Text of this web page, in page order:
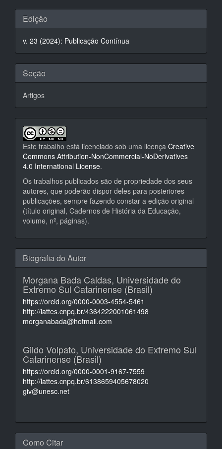
Detalhes
do
artigo
Edição
v. 23 (2024): Publicação Contínua
Seção
Artigos
Este trabalho está licenciado sob uma licença Creative
Commons Attribution-NonCommercial-NoDerivatives
4.0 International License.
Os trabalhos publicados são de propriedade dos seus
autores, que poderão dispor deles para posteriores
publicações, sempre fazendo constar a edição original
(título original, Cadernos de História da Educação,
volume, nº, páginas).
Biografia do Autor
Morgana Bada Caldas, Universidade do
Extremo Sul Catarinense (Brasil)
https://orcid.org/0000-0003-4554-5461
http://lattes.cnpq.br/4364222001061498
morganabada@hotmail.com
Gildo Volpato, Universidade do Extremo Sul
Catarinense (Brasil)
https://orcid.org/0000-0001-9167-7559
http://lattes.cnpq.br/6138659405678020
giv@unesc.net
Como Citar